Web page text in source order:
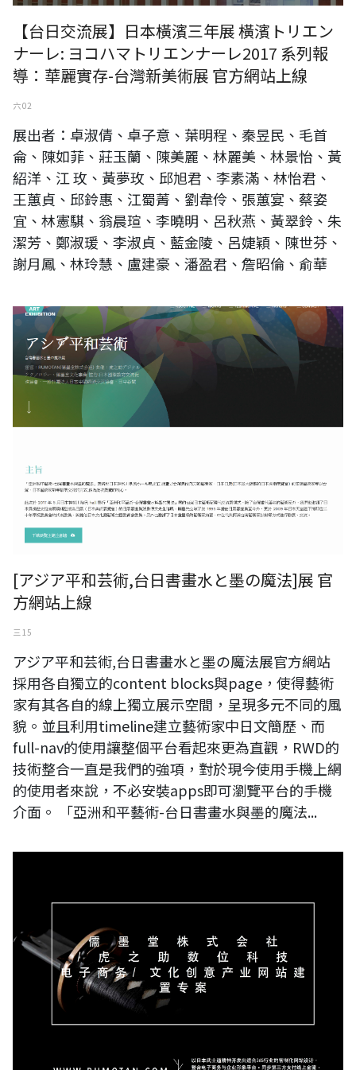
【台日交流展】日本橫濱三年展 橫濱トリエン
ナーレ: ヨコハマトリエンナーレ2017 系列報
導：華麗實存-台灣新美術展 官方網站上線
六 02
展出者：卓淑倩、卓子意、葉明程、秦昱民、毛首
侖、陳如菲、莊玉蘭、陳美麗、林麗美、林景怡、黃
紹洋、江 玫、黃夢玫、邱旭君、李素滿、林怡君、
王蕙貞、邱鈴惠、江蜀菁、劉韋伶、張蕙宴、蔡姿
宜、林憲騏、翁晨瑄、李曉明、呂秋燕、黃翠鈴、朱
潔芳、鄭淑瑗、李淑貞、藍金陵、呂婕穎、陳世芬、
謝月鳳、林玲慧、盧建豪、潘盈君、詹昭倫、俞華
アジア平和芸术,台湾书画水と墨の魔法展官方网站
[アジア平和芸術,台日書畫水と墨の魔法]展 官
方網站上線
三 15
アジア平和芸術,台日書畫水と墨の魔法展官方網站
採用各自獨立的content blocks與page，使得藝術
家有其各自的線上獨立展示空間，呈現多元不同的風
貌。並且利用timeline建立藝術家中日文簡歷、而
full-nav的使用讓整個平台看起來更為直觀，RWD的
技術整合一直是我們的強項，對於現今使用手機上網
的使用者來說，不必安裝apps即可瀏覽平台的手機
介面。 「亞洲和平藝術-台日書畫水與墨的魔法...